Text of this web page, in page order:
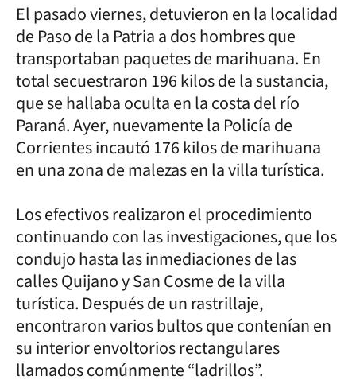
El pasado viernes, detuvieron en la localidad
de Paso de la Patria a dos hombres que
transportaban paquetes de marihuana. En
total secuestraron 196 kilos de la sustancia,
que se hallaba oculta en la costa del río
Paraná. Ayer, nuevamente la Policía de
Corrientes incautó 176 kilos de marihuana
en una zona de malezas en la villa turística.
Los efectivos realizaron el procedimiento
continuando con las investigaciones, que los
condujo hasta las inmediaciones de las
calles Quijano y San Cosme de la villa
turística. Después de un rastrillaje,
encontraron varios bultos que contenían en
su interior envoltorios rectangulares
llamados comúnmente “ladrillos”.